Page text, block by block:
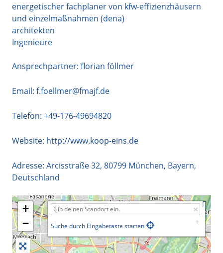
energetischer fachplaner von kfw-effizienzhäusern
und einzelmaßnahmen (dena)
architekten
Ingenieure
Ansprechpartner: florian föllmer
Email: f.foellmer@fmajf.de
Telefon: +49-176-49694820
Website: http://www.koop-eins.de
Adresse: Arcisstraße 32, 80799 München, Bayern,
Deutschland
+
−
Suche durch Eingabetaste starten